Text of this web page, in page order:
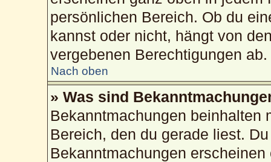
persönlichen Bereich. Ob du
kannst oder nicht, hängt von
vergebenen Berechtigungen ab.
Nach oben
» Was sind
Bekanntmachungen beinhalten
Bereich, den du gerade liest.
Bekanntmachungen